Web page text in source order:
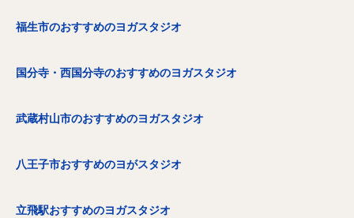
福生市のおすすめのヨガスタジオ
国分寺・西国分寺のおすすめのヨガスタジオ
武蔵村山市のおすすめのヨガスタジオ
八王子市おすすめのヨがスタジオ
立飛駅おすすめのヨガスタジオ